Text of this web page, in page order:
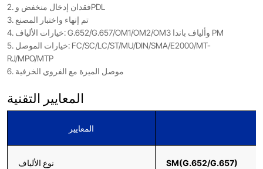
2. فقدان إدخال منخفض وPDL
3. تم إنهاء واختبار المصنع
4. خيارات الألياف: G.652/G.657/OM1/OM2/OM3 وألياف باندا PM
5. خيارات الموصل: FC/SC/LC/ST/MU/DIN/SMA/E2000/MT-
RJ/MPO/MTP
6. موصل الميزة مع الفروي الخزفية
المعايير التقنية
المعايير
نوع الألياف SM(G.652/G.657)